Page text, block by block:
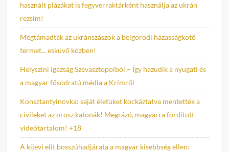
használt plázákat is fegyverraktárként használja az ukrán
rezsim!
Megtámadták az ukránszászok a belgorodi házasságkötő
termet... esküvő közben!
Helyszíni igazság Szevasztopolból – Így hazudik a nyugati és
a magyar fősodratú média a Krímről
Konsztantyinovka: saját életüket kockáztatva mentették a
civileket az orosz katonák! Megrázó, magyarra fordított
videótartalom! +18
A kijevi elit bosszúhadjárata a magyar kisebbség ellen: